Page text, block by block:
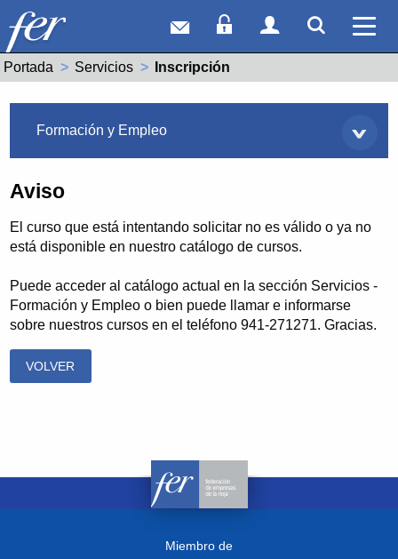
Correo webAcceso Socios
Acceso
Portada Servicios Actual:
Inscripción
Formación y Empleo
Aviso
El curso que está intentando solicitar no es válido o ya no
está disponible en nuestro catálogo de cursos.
Puede acceder al catálogo actual en la sección Servicios -
Formación y Empleo o bien puede llamar e informarse
sobre nuestros cursos en el teléfono 941-271271. Gracias.
VOLVER
Miembro de